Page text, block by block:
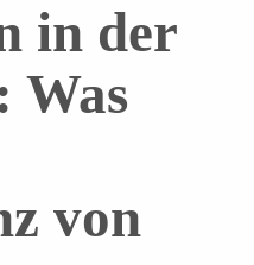
in der
Was
von